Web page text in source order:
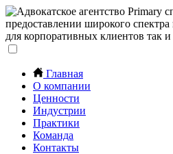
Главная
О компании
Ценности
Индустрии
Практики
Команда
Контакты